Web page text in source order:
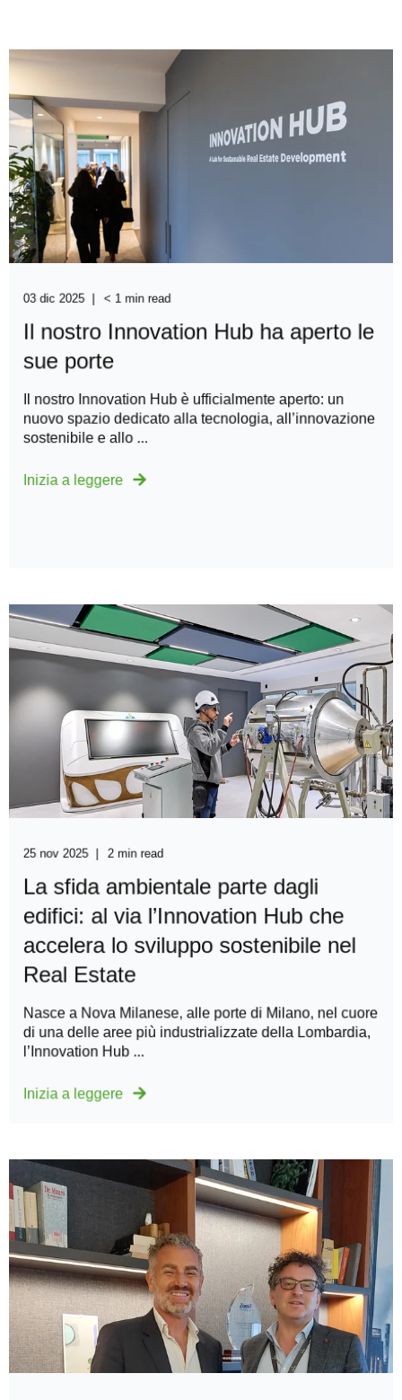
03 dic 2025 < 1 min read
Il nostro Innovation Hub ha aperto le
sue porte
Il nostro Innovation Hub è ufficialmente aperto: un
nuovo spazio dedicato alla tecnologia, all’innovazione
sostenibile e allo ...
Inizia a leggere
25 nov 2025 2 min read
La sfida ambientale parte dagli
edifici: al via l’Innovation Hub che
accelera lo sviluppo sostenibile nel
Real Estate
Nasce a Nova Milanese, alle porte di Milano, nel cuore
di una delle aree più industrializzate della Lombardia,
l’Innovation Hub ...
Inizia a leggere